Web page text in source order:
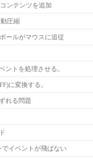
ンテンツを追加
圧縮
ールがマウスに追従
ントを処理させる。
に変換する。
れる問題
でイベントが飛ばない